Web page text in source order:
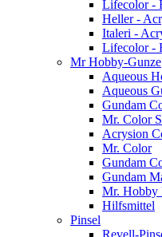
Lifecolor -
Heller -
Italeri -
Lifecolor -
Mr Hobby-Gunze
Aqueous
Aqueous
Gundam
Mr. Color
Acrysion
Mr. Color
Gundam
Gundam
Mr. Hobby
Hilfsmittel
Pinsel
Revell-